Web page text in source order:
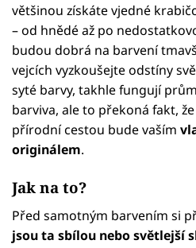
většinou získáte vjedné
– od hnědé až po
budou dobrá na barvení
vejcích vyzkoušejte odstíny
syté barvy, takhle fungují
barviva, ale to překoná fakt,
přírodní cestou bude vaším
originálem.
Jak na to?
Před samotným barvením si
jsou ta sbílou nebo světlejší